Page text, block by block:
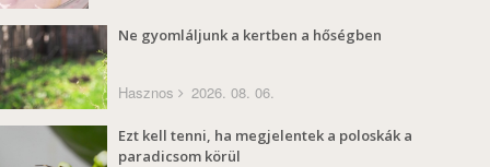
Ne gyomláljunk a kertben a hőségben
Hasznos 2026. 08. 06.
Ezt kell tenni, ha megjelentek a poloskák a
paradicsom körül